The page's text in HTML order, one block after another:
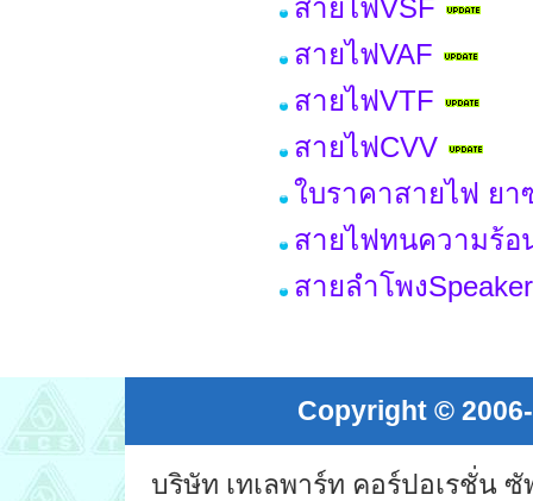
สายไฟVSF
สายไฟVAF
สายไฟVTF
สายไฟCVV
ใบราคาสายไฟ ยา
สายไฟทนความร้อ
สายลำโพง
Copyright ©
บริษัท เทเลพาร์ท คอร์ปอเรชั่น